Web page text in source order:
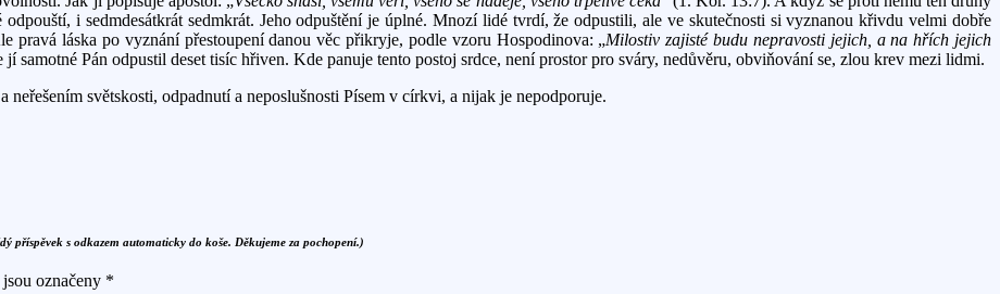
i sedmdesátkrát sedmkrát. Jeho odpuštění je úplné. Mnozí lidé tvrdí, že odpustili, ale ve skutečnosti si vyznanou křivdu velmi dobře
pravá láska po vyznání přestoupení danou věc přikryje, podle vzoru Hospodinova: „Milostiv zajisté budu nepravosti jejich, a na hřích jejich
samotné Pán odpustil deset tisíc hřiven. Kde panuje tento postoj srdce, není prostor pro sváry, nedůvěru, obviňování se, zlou krev mezi lidmi.
světskosti, odpadnutí a neposlušnosti Písem v církvi, a nijak je nepodporuje.
příspěvek s odkazem automaticky do koše. Děkujeme za pochopení.)
označeny *